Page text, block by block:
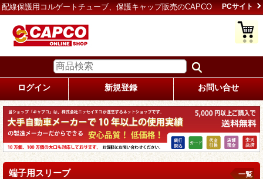
配線保護用コルゲートチューブ、保護キャップ販売のCAPCO PCサイト
ログイン 新規登録 お問い合せ
端子用スリーブ 一覧